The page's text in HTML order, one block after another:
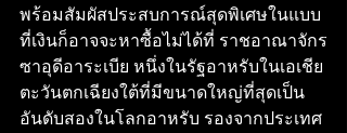
พร้อมสัมผัสประสบการณ์สุดพิเศษในแบบ
ที่เงินก็อาจจะหาซื้อไม่ได้ที่ ราชอาณาจักร
ซาอุดีอาระเบีย หนึ่งในรัฐอาหรับในเอเชีย
ตะวันตกเฉียงใต้ที่มีขนาดใหญ่ที่สุดเป็น
อันดับสองในโลกอาหรับ รองจากประเทศ